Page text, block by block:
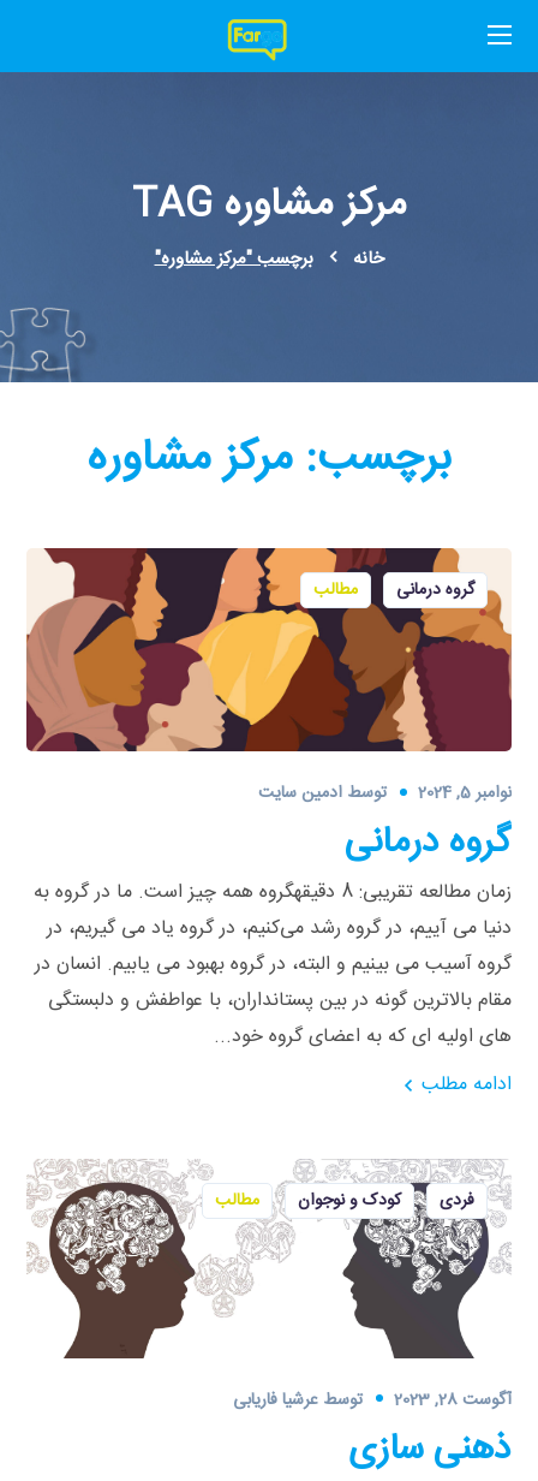
مرکز مشاوره TAG
خانه برچسب "مرکز مشاوره"
برچسب:مرکز مشاوره
گروه‌ درمانی مطالب
نوامبر 5, 2024 توسطادمین سایت
گروه‌ درمانی
زمان مطالعه تقریبی: 8 دقیقهگروه همه‌ چیز است. ما در گروه به
دنیا می‌ آییم، در گروه رشد می‌کنیم، در گروه یاد می‌ گیریم، در
گروه آسیب می‌ بینیم و البته، در گروه بهبود می‌ یابیم. انسان در
مقام بالاترین گونه در بین پستانداران، با عواطفش و دلبستگی‌
های اولیه‌ ای که به اعضای گروه خود...
ادامه مطلب
فردی کودک و نوجوان مطالب
آگوست 28, 2023 توسطعرشیا فاریابی
ذهنی سازی